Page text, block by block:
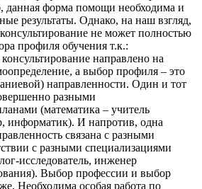
данная форма помощи необходима и
результаты. Однако, на наш взгляд,
не может полностью
профиля обучения т.к.:
направлено на
а выбор профиля – это
направленности. Один и тот
разными
(математика – учитель
информатик). И напротив, одна
связана с разными
с разными специализациями
исследователь, инженер
Выбор профессии и выбор
Необходима особая работа по